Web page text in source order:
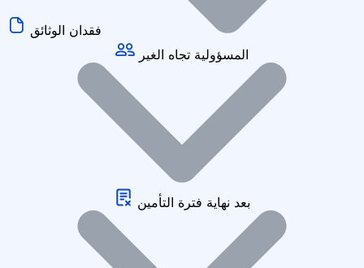
المسؤولية تجاه الغير
بعد نهاية فترة التأمين